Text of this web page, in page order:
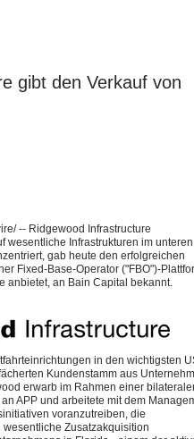
gibt den Verkauf von
-- Ridgewood Infrastructure
wesentliche Infrastrukturen im unteren
gab heute den erfolgreichen
Fixed-Base-Operator ("FBO")-
anbietet, an Bain Capital bekannt.
in den wichtigsten
Kundenstamm aus
erwarb im Rahmen einer
APP und arbeitete mit dem
voranzutreiben, die
Zusatzakquisition